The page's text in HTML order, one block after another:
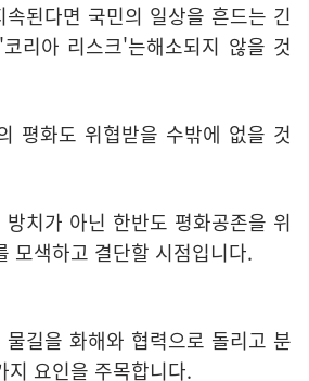
된다면 국민의 일상을 흔드는 긴
리아 리스크'는해소되지 않을 것
평화도 위협받을 수밖에 없을 것
치가 아닌 한반도 평화공존을 위
모색하고 결단할 시점입니다.
길을 화해와 협력으로 돌리고 분
지 요인을 주목합니다.